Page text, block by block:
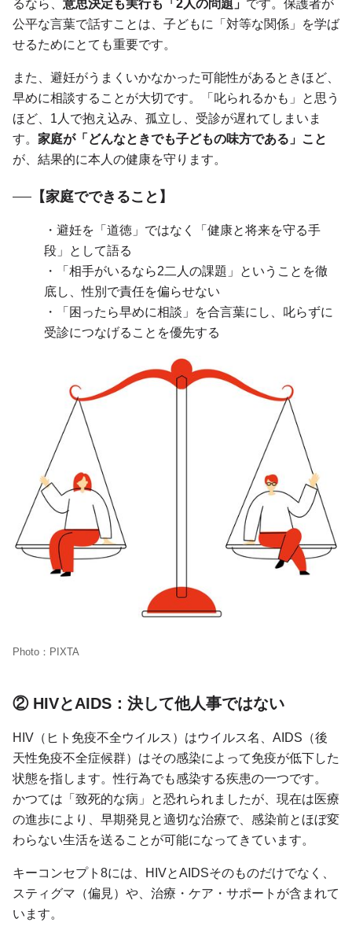
るなら、 意思決定も実行も「2人の問題」 です。保護者が
公平な言葉で話すことは、子どもに「対等な関係」を学ば
せるためにとても重要です。
また、避妊がうまくいかなかった可能性があるときほど、
早めに相談することが大切です。「叱られるかも」と思う
ほど、1人で抱え込み、孤立し、受診が遅れてしまいま
す。 家庭が「どんなときでも子どもの味方である」こと
が、結果的に本人の健康を守ります。
【家庭でできること】
・避妊を「道徳」ではなく「健康と将来を守る手
段」として語る
・「相手がいるなら2二人の課題」ということを徹
底し、性別で責任を偏らせない
・「困ったら早めに相談」を合言葉にし、叱らずに
受診につなげることを優先する
Photo：PIXTA
② HIVとAIDS：決して他人事ではない
HIV（ヒト免疫不全ウイルス）はウイルス名、AIDS（後
天性免疫不全症候群）はその感染によって免疫が低下した
状態を指します。性行為でも感染する疾患の一つです。
かつては「致死的な病」と恐れられましたが、現在は医療
の進歩により、早期発見と適切な治療で、感染前とほぼ変
わらない生活を送ることが可能になってきています。
キーコンセプト8には、HIVとAIDSそのものだけでなく、
スティグマ（偏見）や、治療・ケア・サポートが含まれて
います。